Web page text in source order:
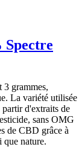
Spectre
grammes,
La variété utilisée
partir d'extraits de
sans OMG
de CBD grâce à
que nature.